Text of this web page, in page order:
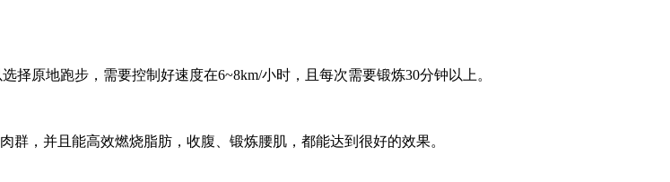
原地跑步，需要控制好速度在6~8km/小时，且每次需要锻炼30分钟以上。
，并且能高效燃烧脂肪，收腹、锻炼腰肌，都能达到很好的效果。